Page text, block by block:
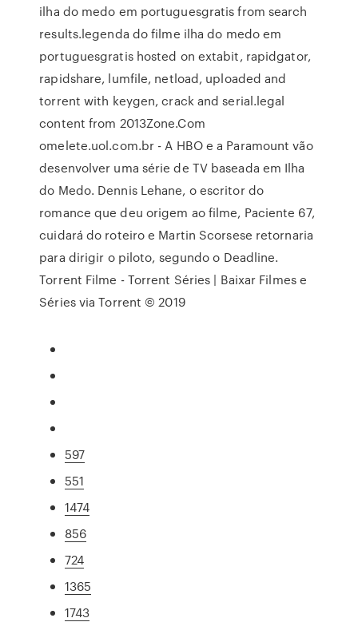
ilha do medo em portuguesgratis from search
results.legenda do filme ilha do medo em
portuguesgratis hosted on extabit, rapidgator,
rapidshare, lumfile, netload, uploaded and
torrent with keygen, crack and serial.legal
content from 2013Zone.Com
omelete.uol.com.br - A HBO e a Paramount vão
desenvolver uma série de TV baseada em Ilha
do Medo. Dennis Lehane, o escritor do
romance que deu origem ao filme, Paciente 67,
cuidará do roteiro e Martin Scorsese retornaria
para dirigir o piloto, segundo o Deadline.
Torrent Filme - Torrent Séries | Baixar Filmes e
Séries via Torrent © 2019
597
551
1474
856
724
1365
1743